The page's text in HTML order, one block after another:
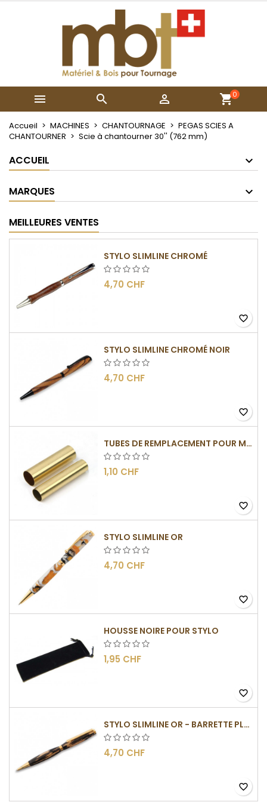
   0
Accueil MACHINES CHANTOURNAGE
PEGAS SCIES A
CHANTOURNER
Scie à chantourner 30'' (762 mm)
ACCUEIL
MARQUES
MEILLEURES VENTES
STYLO SLIMLINE CHROMÉ
4,70 CHF
favorite_border
STYLO SLIMLINE CHROMÉ NOIR
4,70 CHF
favorite_border
TUBES DE REMPLACEMENT POUR MÉCANISME SLIMLINE
1,10 CHF
favorite_border
STYLO SLIMLINE OR
4,70 CHF
favorite_border
HOUSSE NOIRE POUR STYLO
1,95 CHF
favorite_border
STYLO SLIMLINE OR - BARRETTE PLATE
4,70 CHF
favorite_border
Mes listes
Créer une nouvelle liste
Créer une liste d'envies
Connexion
Vous devez être connecté pour ajouter des produits
à votre liste d'envies.
Annuler Connexion